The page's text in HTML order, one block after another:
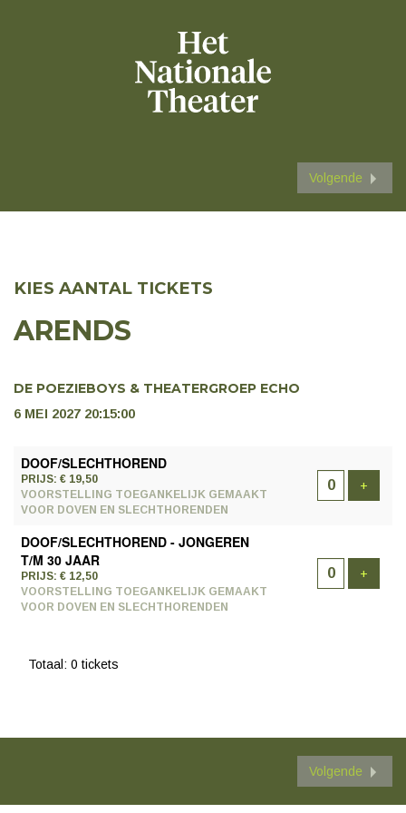
Volgende
KIES AANTAL TICKETS
ARENDS
DE POEZIEBOYS & THEATERGROEP ECHO
6 MEI 2027 20:15:00
DOOF/SLECHTHOREND
PRIJS: € 19,50
VOORSTELLING TOEGANKELIJK GEMAAKT
VOOR DOVEN EN SLECHTHORENDEN
+
DOOF/SLECHTHOREND - JONGEREN
T/M 30 JAAR
PRIJS: € 12,50
VOORSTELLING TOEGANKELIJK GEMAAKT
VOOR DOVEN EN SLECHTHORENDEN
+
Totaal: 0 tickets
Volgende